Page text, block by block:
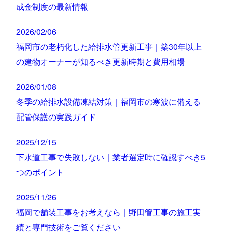
成金制度の最新情報
2026/02/06
福岡市の老朽化した給排水管更新工事｜築30年以上
の建物オーナーが知るべき更新時期と費用相場
2026/01/08
冬季の給排水設備凍結対策｜福岡市の寒波に備える
配管保護の実践ガイド
2025/12/15
下水道工事で失敗しない｜業者選定時に確認すべき5
つのポイント
2025/11/26
福岡で舗装工事をお考えなら｜野田管工事の施工実
績と専門技術をご覧ください